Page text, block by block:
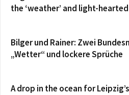
the ‘weather’ and light-
Bilger und Rainer: Zwei
„Wetter“ und lockere Sprüche
A drop in the ocean for